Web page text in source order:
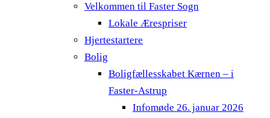
Velkommen til Faster Sogn
Lokale Ærespriser
Hjertestartere
Bolig
Boligfællesskabet Kærnen – i
Faster-Astrup
Infomøde 26. januar 2026